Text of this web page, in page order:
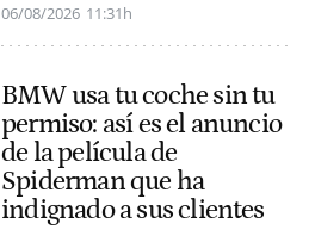
06/08/2026 11:31h
BMW usa tu coche sin tu
permiso: así es el anuncio
de la película de
Spiderman que ha
indignado a sus clientes